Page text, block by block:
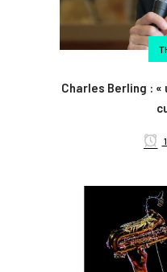
Charles Berling : «